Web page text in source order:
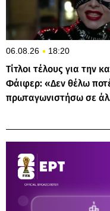
06.08.26 18:20
Τίτλοι τέλους για την
Φάιφερ: «Δεν θέλω
πρωταγωνιστήσω σε